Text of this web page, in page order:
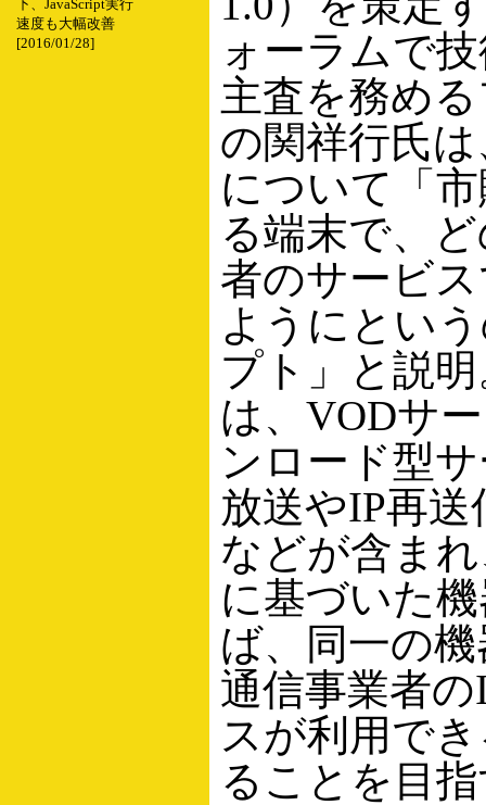
下、JavaScript実行
速度も大幅改善
[2016/01/28]
ォーラムで
主査を務め
の関祥行氏
について「
る端末で、
者のサービ
ようにとい
プト」と説
は、VODサ
ンロード型
放送やIP再
などが含ま
に基づいた
ば、同一の
通信事業者
スが利用で
ることを目